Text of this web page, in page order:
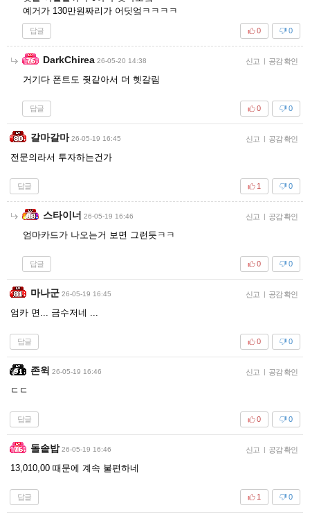
예거가 130만원짜리가 어딧엌ㅋㅋㅋㅋ
답글 0
0
DarkChirea 26-05-20 14:38 신고 | 공감 확인
거기다 폰트도 줫같아서 더 헷갈림
답글 0
0
갈마갈마 26-05-19 16:45 신고 | 공감 확인
전문의라서 투자하는건가
답글 0
1
스타이너 26-05-19 16:46 신고 | 공감 확인
엄마카드가 나오는거 보면 그런듯ㅋㅋ
답글 0
0
마나군 26-05-19 16:45 신고 | 공감 확인
엄카 면... 금수저네 ...
답글 0
0
존윅 26-05-19 16:46 신고 | 공감 확인
ㄷㄷ
답글 0
0
돌솥밥 26-05-19 16:46 신고 | 공감 확인
13,010,00 때문에 계속 불편하네
답글 0
1